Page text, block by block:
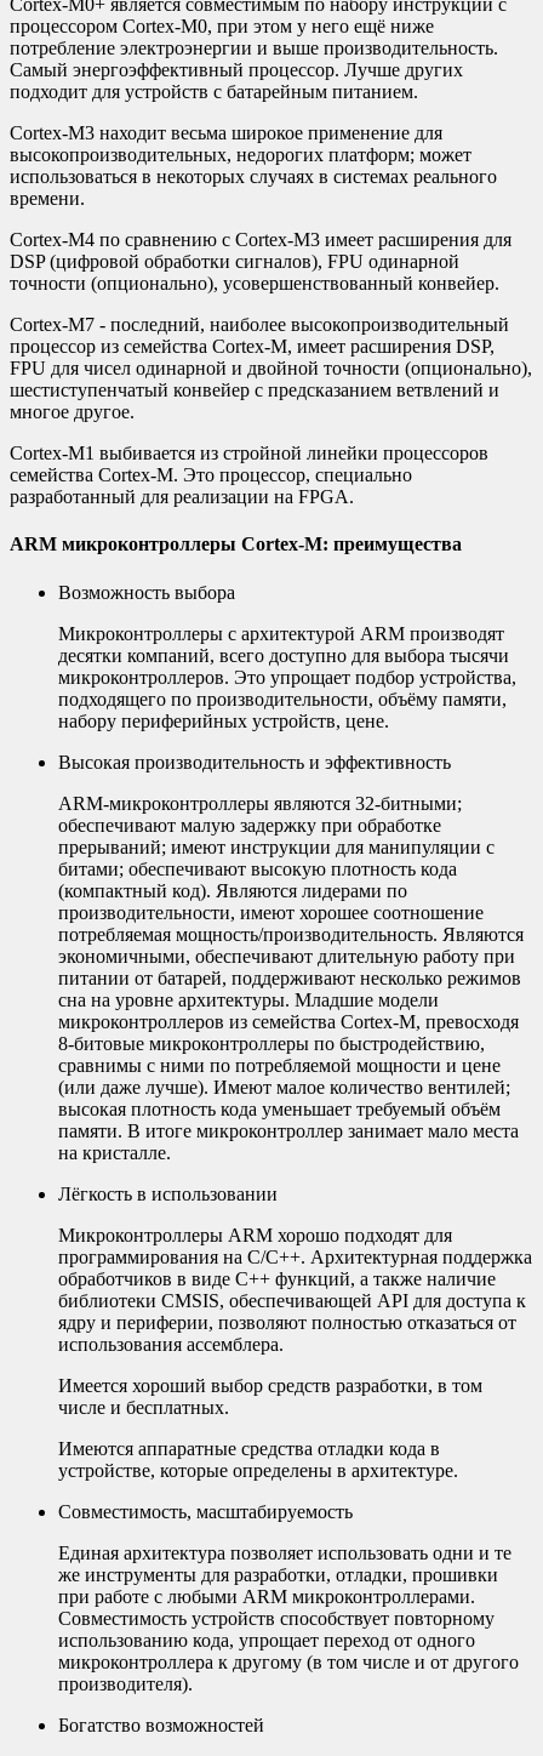
Cortex-M0+ является совместимым по набору инструкций с
процессором Cortex-M0, при этом у него ещё ниже
потребление электроэнергии и выше производительность.
Самый энергоэффективный процессор. Лучше других
подходит для устройств с батарейным питанием.
Cortex-M3 находит весьма широкое применение для
высокопроизводительных, недорогих платформ; может
использоваться в некоторых случаях в системах реального
времени.
Cortex-M4 по сравнению с Cortex-M3 имеет расширения для
DSP (цифровой обработки сигналов), FPU одинарной
точности (опционально), усовершенствованный конвейер.
Cortex-M7 - последний, наиболее высокопроизводительный
процессор из семейства Cortex-M, имеет расширения DSP,
FPU для чисел одинарной и двойной точности (опционально),
шестиступенчатый конвейер с предсказанием ветвлений и
многое другое.
Cortex-M1 выбивается из стройной линейки процессоров
семейства Cortex-M. Это процессор, специально
разработанный для реализации на FPGA.
ARM микроконтроллеры Cortex-M: преимущества
Возможность выбора
Микроконтроллеры с архитектурой ARM производят
десятки компаний, всего доступно для выбора тысячи
микроконтроллеров. Это упрощает подбор устройства,
подходящего по производительности, объёму памяти,
набору периферийных устройств, цене.
Высокая производительность и эффективность
ARM-микроконтроллеры являются 32-битными;
обеспечивают малую задержку при обработке
прерываний; имеют инструкции для манипуляции с
битами; обеспечивают высокую плотность кода
(компактный код). Являются лидерами по
производительности, имеют хорошее соотношение
потребляемая мощность/производительность. Являются
экономичными, обеспечивают длительную работу при
питании от батарей, поддерживают несколько режимов
сна на уровне архитектуры. Младшие модели
микроконтроллеров из семейства Cortex-M, превосходя
8-битовые микроконтроллеры по быстродействию,
сравнимы с ними по потребляемой мощности и цене
(или даже лучше). Имеют малое количество вентилей;
высокая плотность кода уменьшает требуемый объём
памяти. В итоге микроконтроллер занимает мало места
на кристалле.
Лёгкость в использовании
Микроконтроллеры ARM хорошо подходят для
программирования на C/C++. Архитектурная поддержка
обработчиков в виде C++ функций, а также наличие
библиотеки CMSIS, обеспечивающей API для доступа к
ядру и периферии, позволяют полностью отказаться от
использования ассемблера.
Имеется хороший выбор средств разработки, в том
числе и бесплатных.
Имеются аппаратные средства отладки кода в
устройстве, которые определены в архитектуре.
Совместимость, масштабируемость
Единая архитектура позволяет использовать одни и те
же инструменты для разработки, отладки, прошивки
при работе с любыми ARM микроконтроллерами.
Совместимость устройств способствует повторному
использованию кода, упрощает переход от одного
микроконтроллера к другому (в том числе и от другого
производителя).
Богатство возможностей